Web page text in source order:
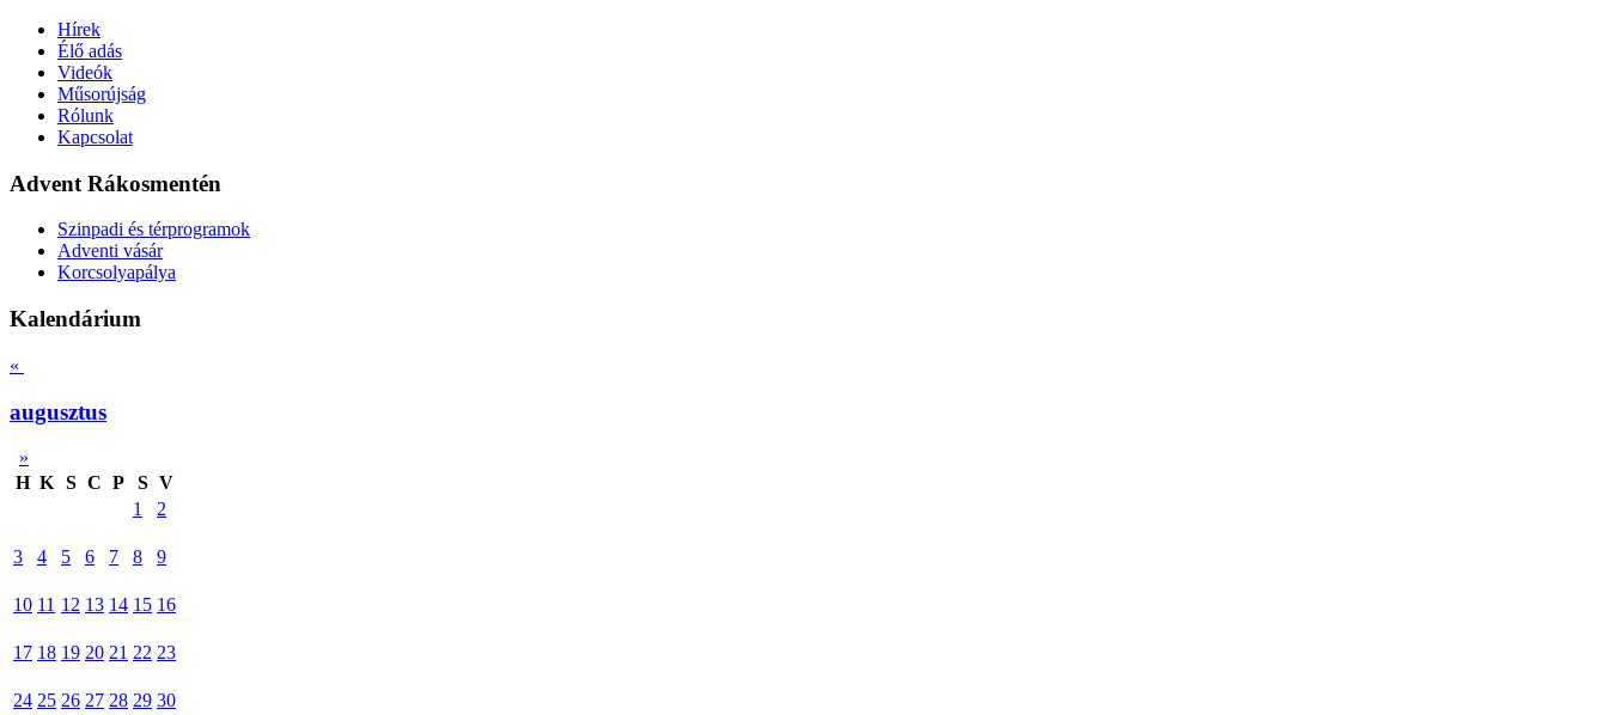
Hírek
Élő adás
Videók
Műsorújság
Rólunk
Kapcsolat
Advent Rákosmentén
Szinpadi és térprogramok
Adventi vásár
Korcsolyapálya
Kalendárium
«
augusztus
»
H K S C P S V
1
2
3 4 5 6 7 8 9
10 11 12 13 14 15 16
17 18 19 20 21 22 23
24 25 26 27 28 29 30